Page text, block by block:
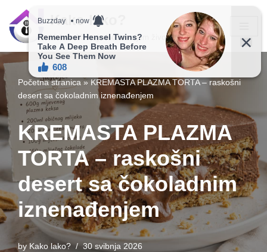
Skip
content
Kako lako?
Vaš vodič ka jednostavnijem životu!
Početna stranica » KREMASTA PLAZMA TORTA – raskošni
desert sa čokoladnim iznenađenjem
KREMASTA PLAZMA
TORTA – raskošni
desert sa čokoladnim
iznenađenjem
by Kako lako? 30 svibnja 2026